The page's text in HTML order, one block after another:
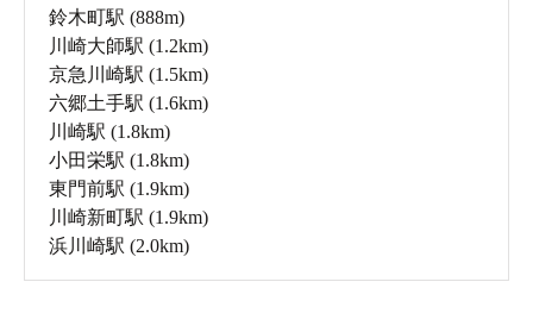
鈴木町駅 (888m)
川崎大師駅 (1.2km)
京急川崎駅 (1.5km)
六郷土手駅 (1.6km)
川崎駅 (1.8km)
小田栄駅 (1.8km)
東門前駅 (1.9km)
川崎新町駅 (1.9km)
浜川崎駅 (2.0km)